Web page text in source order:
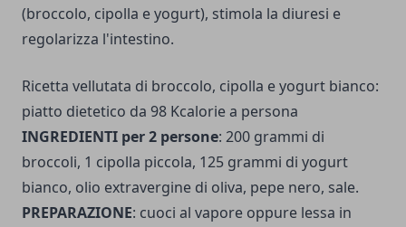
(broccolo, cipolla e yogurt), stimola la diuresi e
regolarizza l'intestino.
Ricetta vellutata di broccolo, cipolla e yogurt bianco:
piatto dietetico da 98 Kcalorie a persona
INGREDIENTI per 2 persone: 200 grammi di
broccoli, 1 cipolla piccola, 125 grammi di yogurt
bianco, olio extravergine di oliva, pepe nero, sale.
PREPARAZIONE: cuoci al vapore oppure lessa in